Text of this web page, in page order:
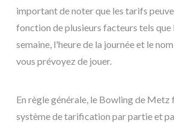
important de noter que les tarifs
fonction de plusieurs facteurs tels que
semaine, l'heure de la journée et le
vous prévoyez de jouer.
En règle générale, le Bowling de Metz
système de tarification par partie et